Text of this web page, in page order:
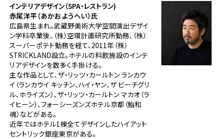
インテリアデザイン（SPA・レストラン)
赤尾洋平（あかお ようへい）氏
広島県生まれ。武蔵野美術大学空間演出デザイ
ン学科卒業後、（株）空環計画研究所勤務、（株）
スーパーポテト勤務を経て、2011年（株）
STRICKLAND設立。ホテルの料飲施設のインテ
リアデザインを数多く手掛ける。
主な作品として、ザ・リッツ・カールトン ランカウ
イ（ランカウイ キッチン、ハイ・ヤン、ザ ビーチグリ
ル、ホライズン）、ザ・リッツ・カールトン マカオ（ラ
イヒーン）、フォーシーズンズホテル京都（鮨和
魂）などがある。
近年ではホテル1棟全てデザインしたハイアット
セントリック銀座東京がある。